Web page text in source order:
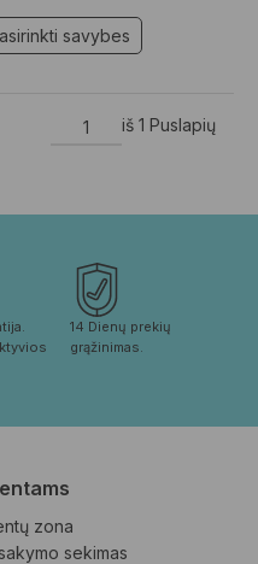
savybes
iš 1 Puslapių
14 Dienų prekių
grąžinimas.
zona
sekimas